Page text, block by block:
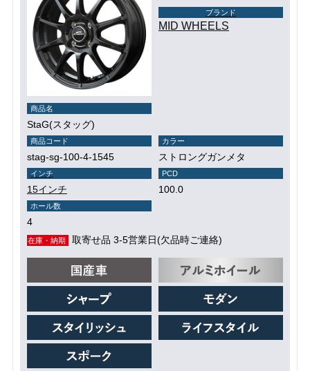
ブランド
MID WHEELS
商品名
StaG(スタッグ)
商品コード
stag-sg-100-4-1545
カラー
ストロングガンメタ
インチ
15インチ
PCD
100.0
ホール数
4
在庫・納期 取寄せ品 3-5営業日(欠品時ご連絡)